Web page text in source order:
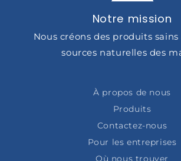
Notre mission
Nous créons des produits
sources naturelles des
À propos de nous
Produits
Contactez-nous
Pour les entreprises
Où nous trouver